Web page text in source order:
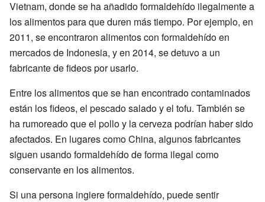
Vietnam, donde se ha añadido formaldehído ilegalmente a
los alimentos para que duren más tiempo. Por ejemplo, en
2011, se encontraron alimentos con formaldehído en
mercados de Indonesia, y en 2014, se detuvo a un
fabricante de fideos por usarlo.
Entre los alimentos que se han encontrado contaminados
están los fideos, el pescado salado y el tofu. También se
ha rumoreado que el pollo y la cerveza podrían haber sido
afectados. En lugares como China, algunos fabricantes
siguen usando formaldehído de forma ilegal como
conservante en los alimentos.
Si una persona ingiere formaldehído, puede sentir